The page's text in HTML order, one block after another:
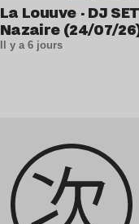
La Louuve · DJ
Nazaire (24/07/
Il y a 6 jours